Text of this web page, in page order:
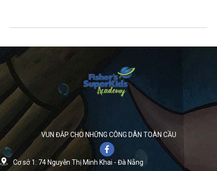
VUN ĐẮP CHO NHỮNG CÔNG DÂN TOÀN CẦU
Cơ sở 1: 74 Nguyễn Thị Minh Khai - Đà Nẵng